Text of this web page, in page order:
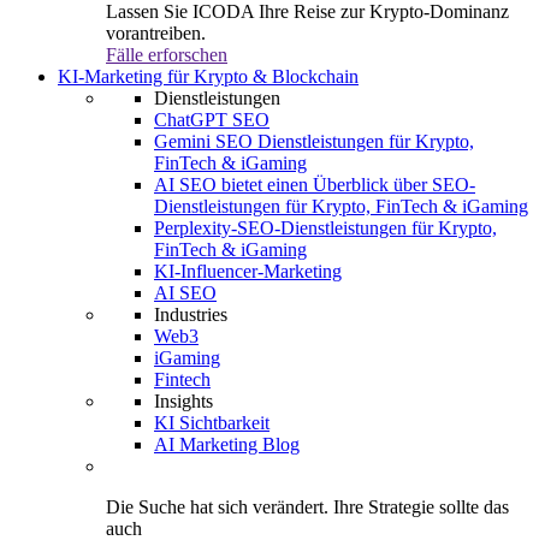
Lassen Sie ICODA Ihre Reise zur Krypto-Dominanz
vorantreiben.
Fälle erforschen
KI-Marketing für Krypto & Blockchain
Dienstleistungen
ChatGPT SEO
Gemini SEO Dienstleistungen für Krypto,
FinTech & iGaming
AI SEO bietet einen Überblick über SEO-
Dienstleistungen für Krypto, FinTech & iGaming
Perplexity-SEO-Dienstleistungen für Krypto,
FinTech & iGaming
KI-Influencer-Marketing
AI SEO
Industries
Web3
iGaming
Fintech
Insights
KI Sichtbarkeit
AI Marketing Blog
Die Suche hat sich verändert. Ihre Strategie sollte das
auch